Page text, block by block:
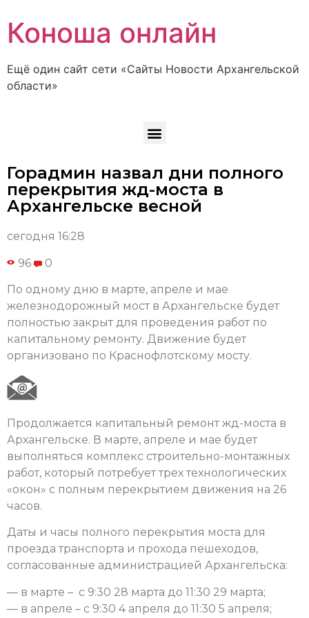
Коноша онлайн
Ещё один сайт сети «Сайты Новости Архангельской
области»
Горадмин назвал дни полного
перекрытия жд-моста в
Архангельске весной
сегодня 16:28
96 0
По одному дню в марте, апреле и мае
железнодорожный мост в Архангельске будет
полностью закрыт для проведения работ по
капитальному ремонту. Движение будет
организовано по Краснофлотскому мосту.
Продолжается капитальный ремонт жд-моста в
Архангельске. В марте, апреле и мае будет
выполняться комплекс строительно-монтажных
работ, который потребует трех технологических
«окон» с полным перекрытием движения на 26
часов.
Даты и часы полного перекрытия моста для
проезда транспорта и прохода пешеходов,
согласованные администрацией Архангельска:
— в марте – с 9:30 28 марта до 11:30 29 марта;
— в апреле – с 9:30 4 апреля до 11:30 5 апреля;